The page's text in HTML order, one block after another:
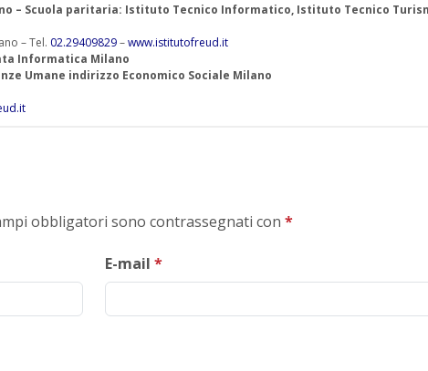
– Scuola paritaria: Istituto Tecnico Informatico, Istituto Tecnico
– Tel. 02.29409829–www.istitutofreud.it
Informatica Milano
Umane indirizzo Economico Sociale Milano
obbligatori sono contrassegnati con *
E-mail *